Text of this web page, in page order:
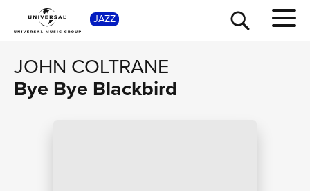
JAZZ
JOHN COLTRANE
Bye Bye Blackbird
SHOP